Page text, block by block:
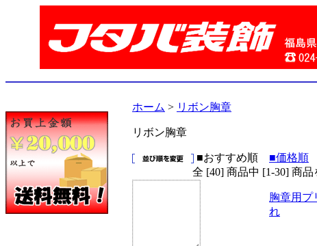
ホーム > リボン胸章
リボン胸章
■おすすめ順 ■価格順
全 [40] 商品中 [1-30] 商
胸章用プ
れ